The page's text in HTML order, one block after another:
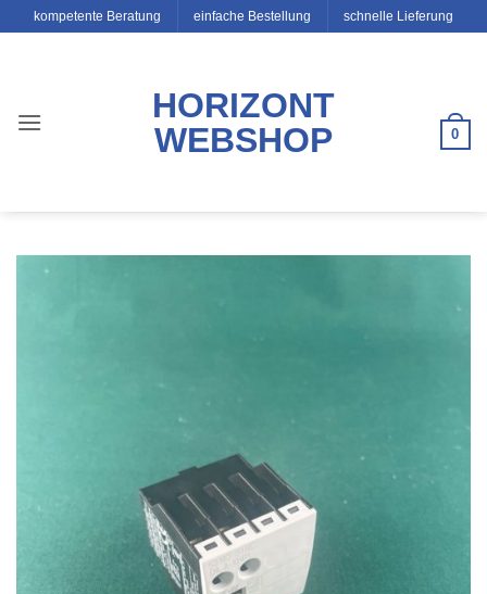
kompetente Beratung einfache Bestellung schnelle Lieferung
HORIZONT
WEBSHOP
0